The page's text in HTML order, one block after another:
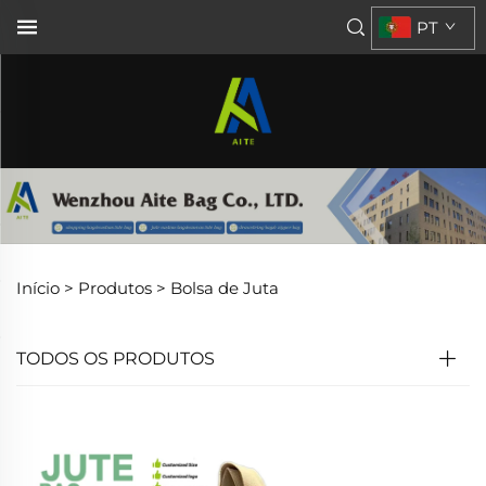
PT
Início > Produtos > Bolsa de Juta
TODOS OS PRODUTOS